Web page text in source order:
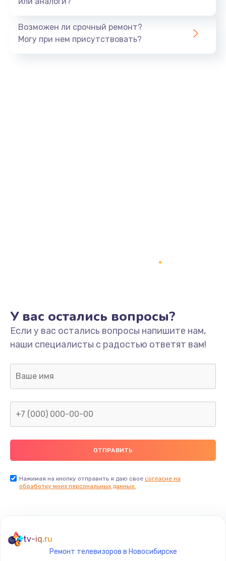
550 руб.
Не включается
1400 руб.
Заказать
800 руб.
400 руб.
Не реагирует на кнопки
Не сопряжается с устройством
Возможен ли срочный ремонт?
Могу при нем присутствовать?
У вас остались вопросы?
Если у вас остались вопросы напишите нам,
наши специалисты с радостью ответят вам!
Нажимая на кнопку отправить я даю свое согласие на
обработку моих персональных данных.
tv-iq.ru
Ремонт телевизоров в Новосибирске